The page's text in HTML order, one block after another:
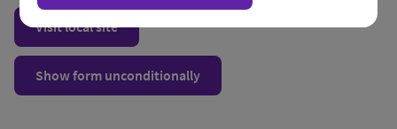
Visit local site
Show form unconditionally